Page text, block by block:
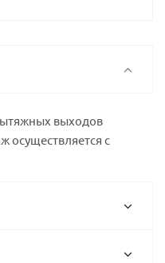
выходов
осуществляется с